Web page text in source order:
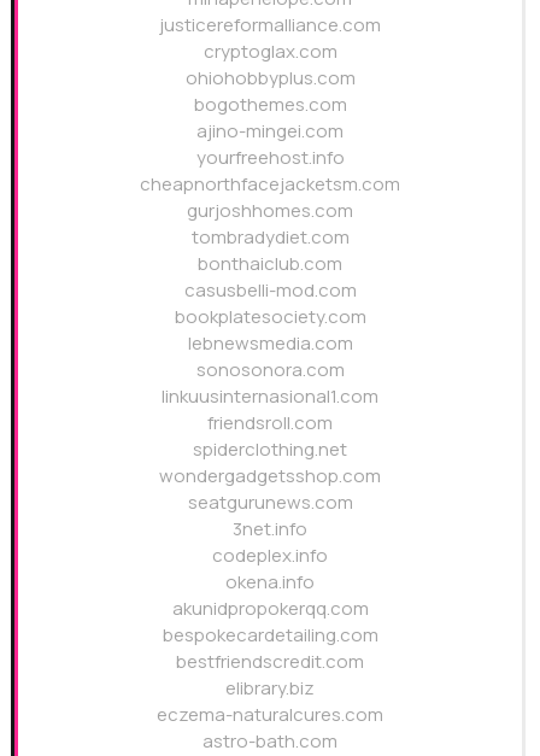
justicereformalliance.com
cryptoglax.com
ohiohobbyplus.com
bogothemes.com
ajino-mingei.com
yourfreehost.info
cheapnorthfacejacketsm.com
gurjoshhomes.com
tombradydiet.com
bonthaiclub.com
casusbelli-mod.com
bookplatesociety.com
lebnewsmedia.com
sonosonora.com
linkuusinternasional1.com
friendsroll.com
spiderclothing.net
wondergadgetsshop.com
seatgurunews.com
3net.info
codeplex.info
okena.info
akunidpropokerqq.com
bespokecardetailing.com
bestfriendscredit.com
elibrary.biz
eczema-naturalcures.com
astro-bath.com